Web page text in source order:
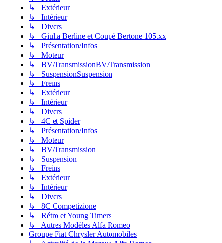
↳ Extérieur
↳ Intérieur
↳ Divers
↳ Giulia Berline et Coupé Bertone 105.xx
↳ Présentation/Infos
↳ Moteur
↳ BV/TransmissionBV/Transmission
↳ SuspensionSuspension
↳ Freins
↳ Extérieur
↳ Intérieur
↳ Divers
↳ 4C et Spider
↳ Présentation/Infos
↳ Moteur
↳ BV/Transmission
↳ Suspension
↳ Freins
↳ Extérieur
↳ Intérieur
↳ Divers
↳ 8C Competizione
↳ Rétro et Young Timers
↳ Autres Modèles Alfa Romeo
Groupe Fiat Chrysler Automobiles